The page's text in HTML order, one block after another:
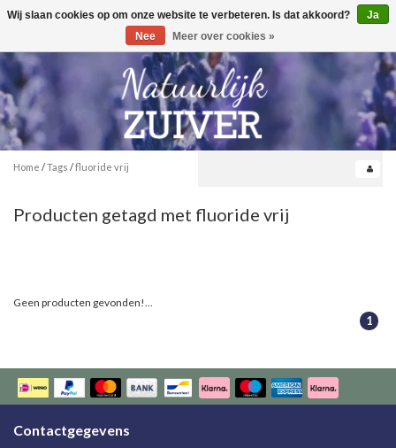
Toggle
0
Home /Tags /fluoride vrij
Producten getagd met fluoride vrij
Geen producten gevonden!...
1
Contactgegevens
Wij slaan cookies op om onze website te verbeteren. Is dat akkoord?
Ja
Nee
Meer over cookies »